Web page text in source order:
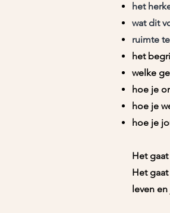
het
wat dit
ruimte
het
welke
hoe je
hoe je
hoe je
Het
Het
leven